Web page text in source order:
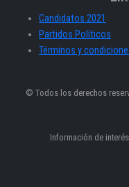
Candidatos 2021
Partidos Políticos
Términos y
© Todos los derechos
Información de